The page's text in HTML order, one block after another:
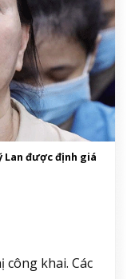
được định giá
công khai. Các